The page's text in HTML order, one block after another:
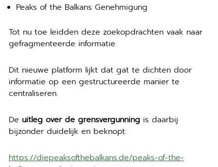
Peaks of the Balkans Genehmigung
Tot nu toe leidden deze zoekopdrachten vaak naar
gefragmenteerde informatie.
Dit nieuwe platform lijkt dat gat te dichten door
informatie op een gestructureerde manier te
centraliseren.
De uitleg over de grensvergunning is daarbij
bijzonder duidelijk en beknopt:
https://diepeaksofthebalkans.de/peaks-of-the-